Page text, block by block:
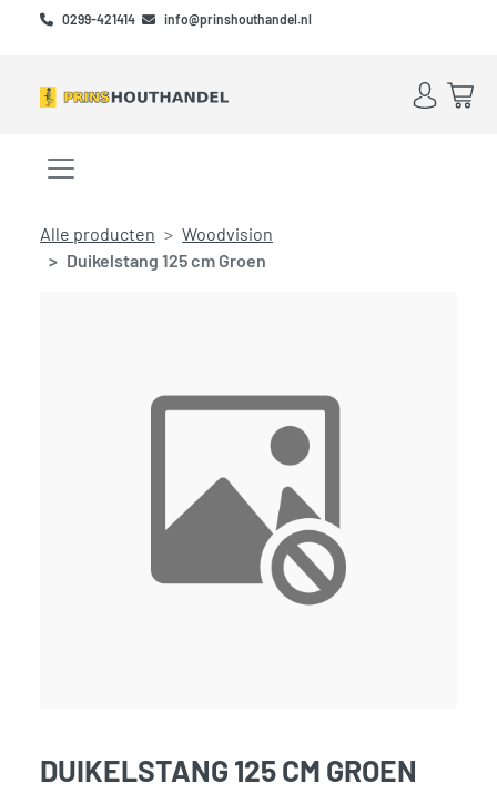
Skip to main content
Skip to footer
0299-421414 info@prinshouthandel.nl
Account
Menu openen/sluiten
Alle producten
Woodvision
Duikelstang 125 cm Groen
DUIKELSTANG 125 CM GROEN